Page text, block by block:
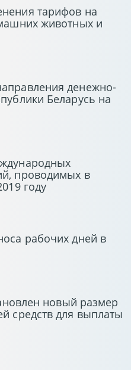
тарифов на
животных и
денежно-
Беларусь на
проводимых в
году
рабочих дней в
новый размер
средств для выплаты